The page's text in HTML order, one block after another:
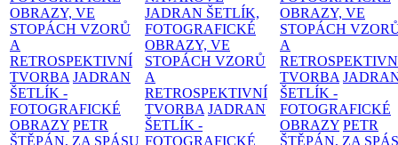
OBRAZY, VE
STOPÁCH VZORŮ
A
RETROSPEKTIVNÍ
TVORBA JADRAN
ŠETLÍK -
FOTOGRAFICKÉ
OBRAZY PETR
ŠTĚPÁN, ZA SPÁSU
JADRAN ŠETLÍK,
FOTOGRAFICKÉ
OBRAZY, VE
STOPÁCH VZORŮ
A
RETROSPEKTIVNÍ
TVORBA JADRAN
ŠETLÍK -
FOTOGRAFICKÉ
OBRAZY, VE
STOPÁCH
A
TVORBA
ŠETLÍK -
FOTOGRAFICKÉ
OBRAZY PETR
ŠTĚPÁN, ZA